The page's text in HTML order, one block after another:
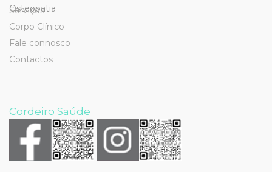
Serviços
Corpo Clínico
Fale connosco
Contactos
Cordeiro Saúde